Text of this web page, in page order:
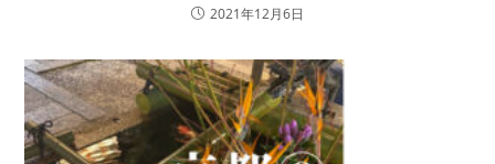
2021年12月6日